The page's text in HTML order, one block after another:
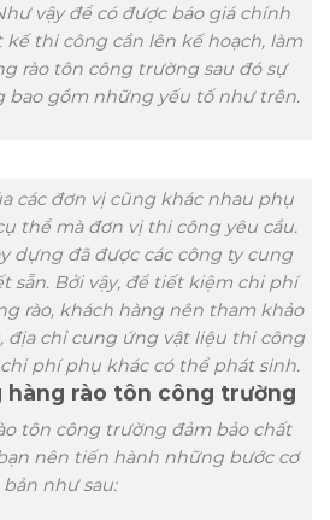
vậy để có được báo giá chính
thi công cần lên kế hoạch, làm
rào tôn công trường sau đó sự
bao gồm những yếu tố như trên.
các đơn vị cũng khác nhau phụ
thể mà đơn vị thi công yêu cầu.
dựng đã được các công ty cung
sẵn. Bởi vậy, để tiết kiệm chi phí
rào, khách hàng nên tham khảo
địa chỉ cung ứng vật liệu thi công
phí phụ khác có thể phát sinh.
hàng rào tôn công trường
tôn công trường đảm bảo chất
nên tiến hành những bước cơ
bản như sau: